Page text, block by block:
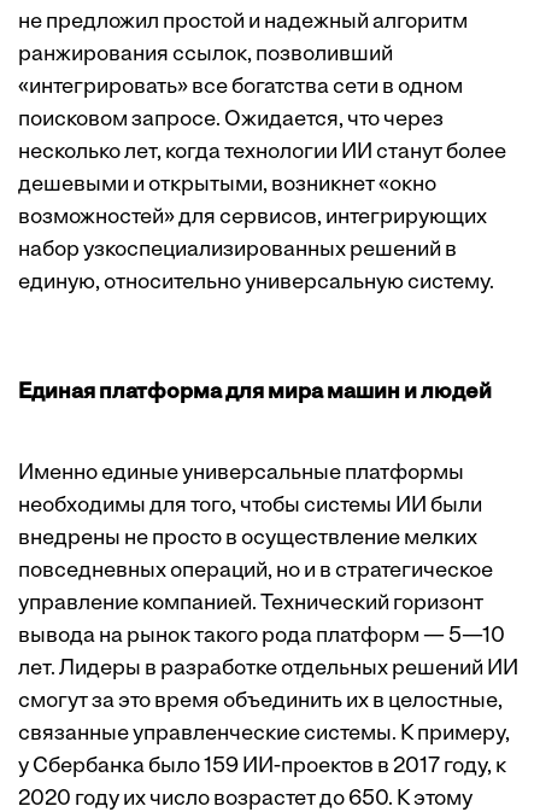
не предложил простой и надежный алгоритм
ранжирования ссылок, позволивший
«интегрировать» все богатства сети в одном
поисковом запросе. Ожидается, что через
несколько лет, когда технологии ИИ станут более
дешевыми и открытыми, возникнет «окно
возможностей» для сервисов, интегрирующих
набор узкоспециализированных решений в
единую, относительно универсальную систему.
Единая платформа для мира машин и людей
Именно единые универсальные платформы
необходимы для того, чтобы системы ИИ были
внедрены не просто в осуществление мелких
повседневных операций, но и в стратегическое
управление компанией. Технический горизонт
вывода на рынок такого рода платформ — 5—10
лет. Лидеры в разработке отдельных решений ИИ
смогут за это время объединить их в целостные,
связанные управленческие системы. К примеру,
у Сбербанка было 159 ИИ-проектов в 2017 году, к
2020 году их число возрастет до 650. К этому